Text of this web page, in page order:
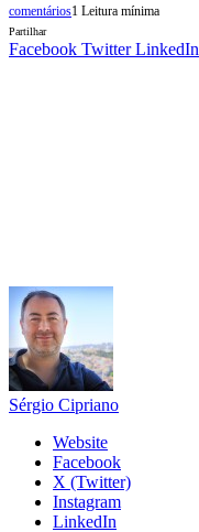
comentários1 Leitura mínima
Partilhar
Facebook Twitter LinkedIn
Sérgio Cipriano
Website
Facebook
X (Twitter)
Instagram
LinkedIn